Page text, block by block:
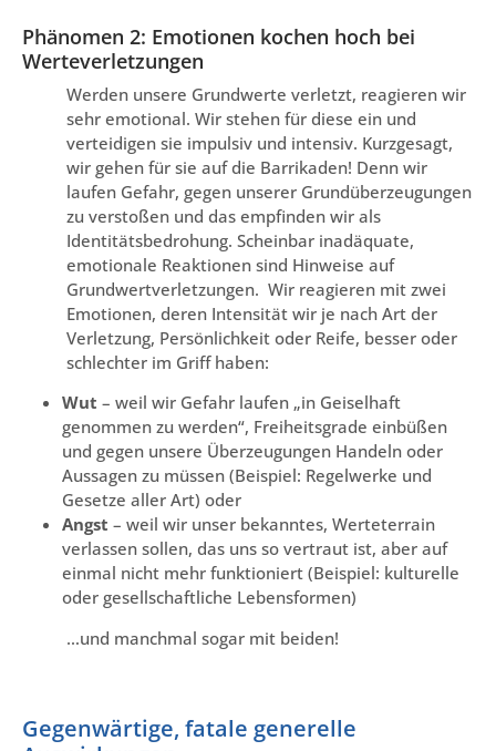
Phänomen 2: Emotionen kochen hoch bei
Werteverletzungen
Werden unsere Grundwerte verletzt, reagieren wir
sehr emotional. Wir stehen für diese ein und
verteidigen sie impulsiv und intensiv. Kurzgesagt,
wir gehen für sie auf die Barrikaden! Denn wir
laufen Gefahr, gegen unserer Grundüberzeugungen
zu verstoßen und das empfinden wir als
Identitätsbedrohung. Scheinbar inadäquate,
emotionale Reaktionen sind Hinweise auf
Grundwertverletzungen. Wir reagieren mit zwei
Emotionen, deren Intensität wir je nach Art der
Verletzung, Persönlichkeit oder Reife, besser oder
schlechter im Griff haben:
Wut – weil wir Gefahr laufen „in Geiselhaft
genommen zu werden“, Freiheitsgrade einbüßen
und gegen unsere Überzeugungen Handeln oder
Aussagen zu müssen (Beispiel: Regelwerke und
Gesetze aller Art) oder
Angst – weil wir unser bekanntes, Werteterrain
verlassen sollen, das uns so vertraut ist, aber auf
einmal nicht mehr funktioniert (Beispiel: kulturelle
oder gesellschaftliche Lebensformen)
…und manchmal sogar mit beiden!
Gegenwärtige, fatale generelle